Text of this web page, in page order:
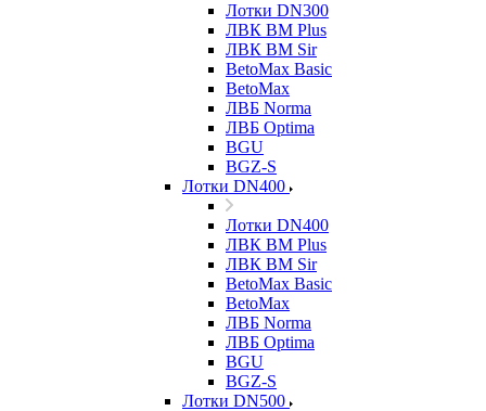
Лотки DN300
ЛВК ВМ Plus
ЛВК ВМ Sir
BetoMax Basic
BetoMax
ЛВБ Norma
ЛВБ Optima
BGU
BGZ-S
Лотки DN400
Лотки DN400
ЛВК ВМ Plus
ЛВК ВМ Sir
BetoMax Basic
BetoMax
ЛВБ Norma
ЛВБ Optima
BGU
BGZ-S
Лотки DN500